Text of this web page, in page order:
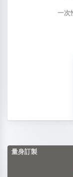
一次
量身訂製